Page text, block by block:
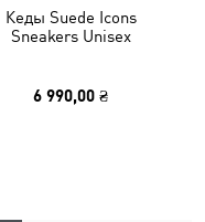
Кеды Suede Icons
Sneakers Unisex
6 990,00 ₴